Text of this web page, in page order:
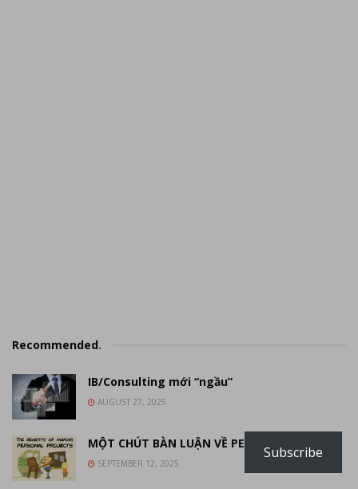
Recommended.
IB/Consulting mới “ngầu”
AUGUST 27, 2025
MỘT CHÚT BÀN LUẬN VỀ PERSONAL PROJECT
SEPTEMBER 12, 2025
Subscribe